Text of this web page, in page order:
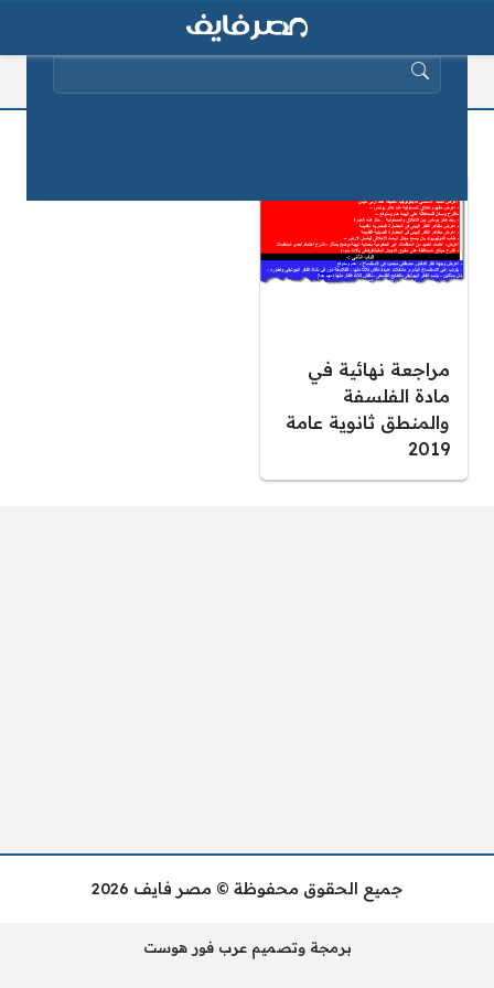
مراجعة نهائية في
مادة الفلسفة
والمنطق ثانوية عامة
2019
جميع الحقوق محفوظة © مصر فايف 2026
برمجة وتصميم عرب فور هوست
البحث عن: